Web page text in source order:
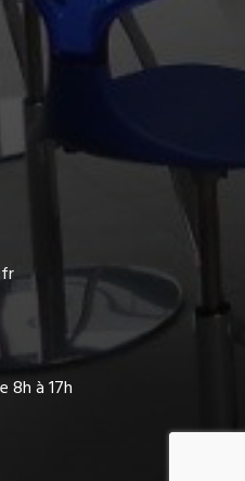
8h à 17h